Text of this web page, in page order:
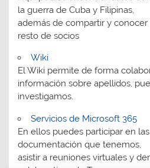
la guerra de Cuba y Filipinas,
además de compartir y
resto de socios
Wiki
El Wiki permite de forma
información sobre apellidos,
investigamos.
Servicios de Microsoft 365
En ellos puedes participar en
documentación que tenemos,
asistir a reuniones virtuales y